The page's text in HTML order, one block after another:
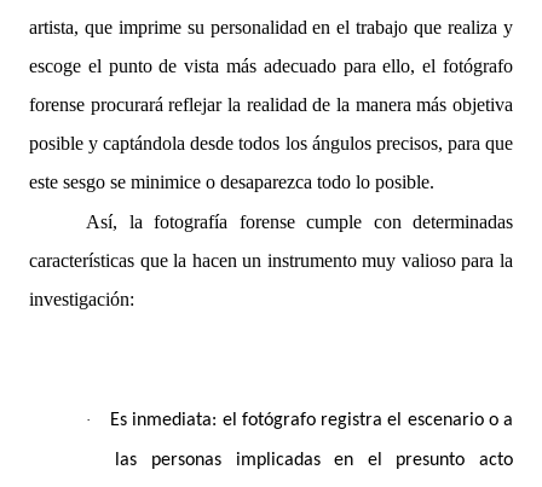
artista, que imprime su personalidad en el trabajo que realiza y
escoge el punto de vista más adecuado para ello, el fotógrafo
forense procurará reflejar la realidad de la manera más objetiva
posible y captándola desde todos los ángulos precisos, para que
este sesgo se minimice o desaparezca todo lo posible.
Así, la fotografía forense cumple con determinadas
características que la hacen un instrumento muy valioso para la
investigación:
· Es inmediata: el fotógrafo registra el escenario o a
las personas implicadas en el presunto acto